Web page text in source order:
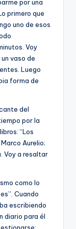
por una
primero que
uno de esos
Voy
vaso de
Luego
forma de
del
por la
“Los
Aurelio;
Voy a resaltar
como lo
Cuando
escribiendo
diario para él